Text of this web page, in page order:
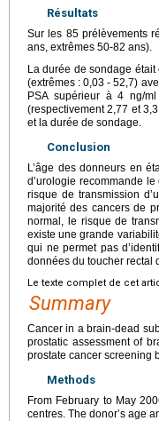
Résultats
Sur les 85 prélèvements
ans, extrêmes 50-82 ans).
La durée de sondage
(extrêmes : 0,03 - 52,7)
PSA supérieur à 4 ng/
(respectivement 2,77 et
et la durée de sondage.
Conclusion
L’âge des donneurs en
d’urologie recommande
risque de transmission
majorité des cancers de
normal, le risque de
existe une grande
qui ne permet pas
données du toucher rectal
Le texte complet de cet
Summary
Cancer in a brain-dead
prostatic assessment of
prostate cancer screening
Methods
From February to May
centres. The donor’s age